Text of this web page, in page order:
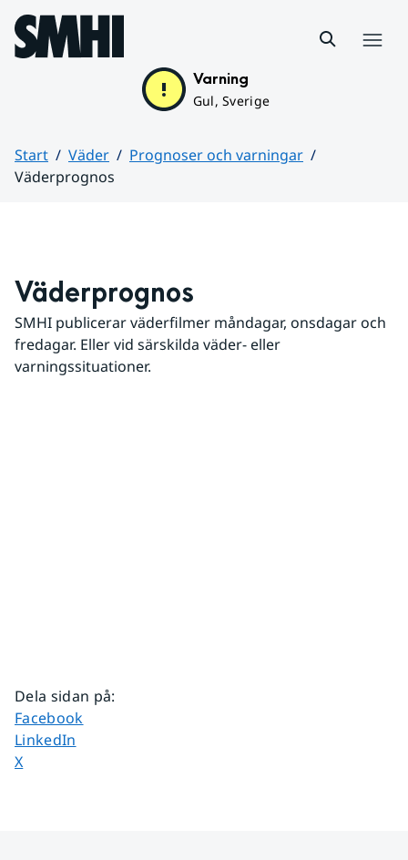
Hoppa till sidans innehåll
Varning
Gul, Sverige
Start Väder
Prognoser och varningar
Väderprognos
Väderprognos
SMHI publicerar väderfilmer måndagar, onsdagar och
fredagar. Eller vid särskilda väder- eller
varningssituationer.
Dela sidan på:
Dela sidan på
Facebook
Dela sidan på
LinkedIn
Dela sidan på
X